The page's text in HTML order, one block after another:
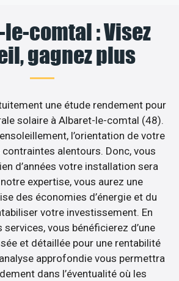
comtal : Visez
gagnez plus
une étude rendement pour
solaire à Albaret-le-comtal (48).
l’orientation de votre
alentours. Donc, vous
d’années votre installation sera
expertise, vous aurez une
des économies d’énergie et du
votre investissement. En
vous bénéficierez d’une
et détaillée pour une rentabilité
approfondie vous permettra
dans l’éventualité où les